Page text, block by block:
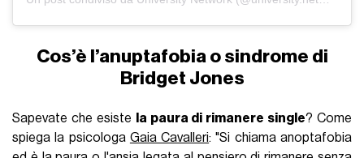
Cos’è l’anuptafobia o sindrome di
Bridget Jones
Sapevate che esiste la paura di rimanere single? Come
spiega la psicologa Gaia Cavalleri: "Si chiama anoptafobia